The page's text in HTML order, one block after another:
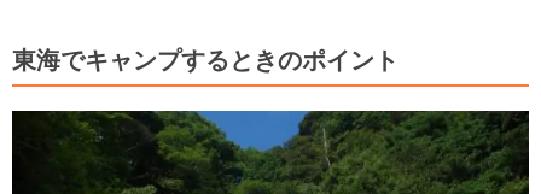
東海でキャンプするときのポイント